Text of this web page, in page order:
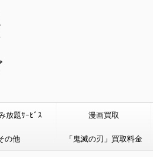
放題ｻｰﾋﾞｽ 漫画買取
の他 「鬼滅の刃」買取料金